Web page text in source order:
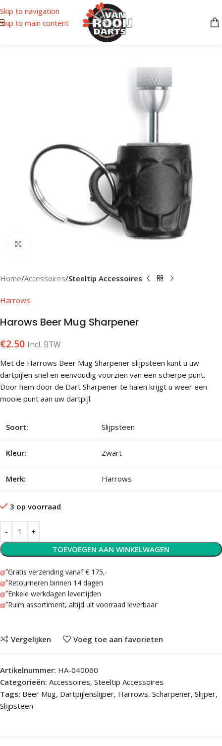
Skip to navigation
Skip to main content
Home Accessoires Steeltip Accessoires
Harrows
Harows Beer Mug Sharpener
€2.50 Incl. BTW
Met de Harrows Beer Mug Sharpener slijpsteen kunt u uw
dartpijlen snel en eenvoudig voorzien van een scherpe punt.
Door hem door de Dart Sharpener te halen krijgt u weer een
mooie punt aan uw dartpijl.
Soort: Slijpsteen
Kleur: Zwart
Merk: Harrows
3 op voorraad
TOEVOEGEN AAN WINKELWAGEN
Gratis verzending vanaf € 175,-
Retourneren binnen 14 dagen
Enkele werkdagen levertijden
Ruim assortiment, altijd uit voorraad leverbaar
Vergelijken Voeg toe aan favorieten
Artikelnummer: HA-040060
Categorieën: Accessoires, Steeltip Accessoires
Tags: Beer Mug, Dartpijlenslijper, Harrows, Scharpener, Slijper,
Slijpsteen